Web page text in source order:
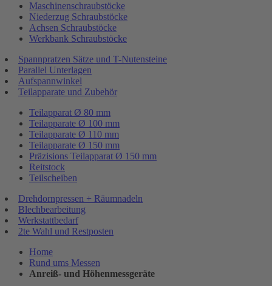
Maschinenschraubstöcke
Niederzug Schraubstöcke
Achsen Schraubstöcke
Werkbank Schraubstöcke
Spannpratzen Sätze und T-Nutensteine
Parallel Unterlagen
Aufspannwinkel
Teilapparate und Zubehör
Teilapparat Ø 80 mm
Teilapparate Ø 100 mm
Teilapparate Ø 110 mm
Teilapparate Ø 150 mm
Präzisions Teilapparat Ø 150 mm
Reitstock
Teilscheiben
Drehdornpressen + Räumnadeln
Blechbearbeitung
Werkstattbedarf
2te Wahl und Restposten
Home
Rund ums Messen
Anreiß- und Höhenmessgeräte